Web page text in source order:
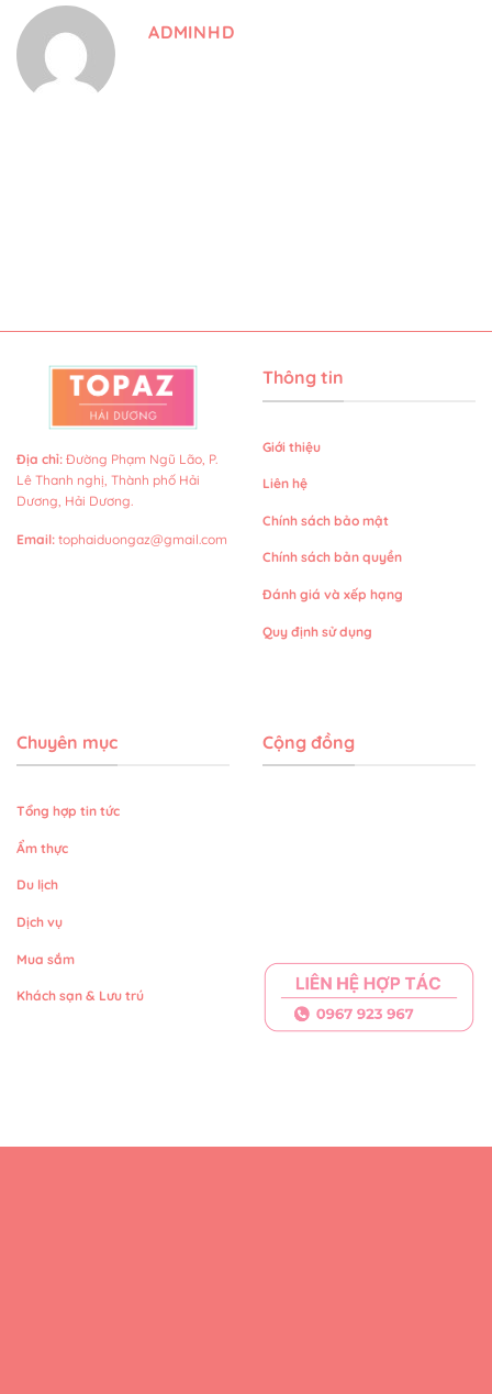
ADMINHD
Địa chỉ: Đường Phạm Ngũ Lão, P.
Lê Thanh nghị, Thành phố Hải
Dương, Hải Dương.
Email: tophaiduongaz@gmail.com
Thông tin
Giới thiệu
Liên hệ
Chính sách bảo mật
Chính sách bản quyền
Đánh giá và xếp hạng
Quy định sử dụng
Chuyên mục
Tổng hợp tin tức
Ẩm thực
Du lịch
Dịch vụ
Mua sắm
Khách sạn & Lưu trú
Cộng đồng